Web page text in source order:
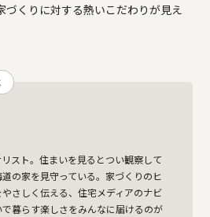
づくりに対する熱いこだわりが見え
スト。住まいを見るとつい観察して
の家を見守っている。家づくりのヒ
さしく伝える、住宅メディアのナビ
暮らす楽しさをみんなに届けるのが